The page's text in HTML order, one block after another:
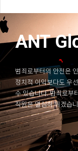
ANT
범죄로부터의 안전은
정치적 이익보다도 우
수 있습니다. 범죄로부
직원은 열심히 뛰겠습